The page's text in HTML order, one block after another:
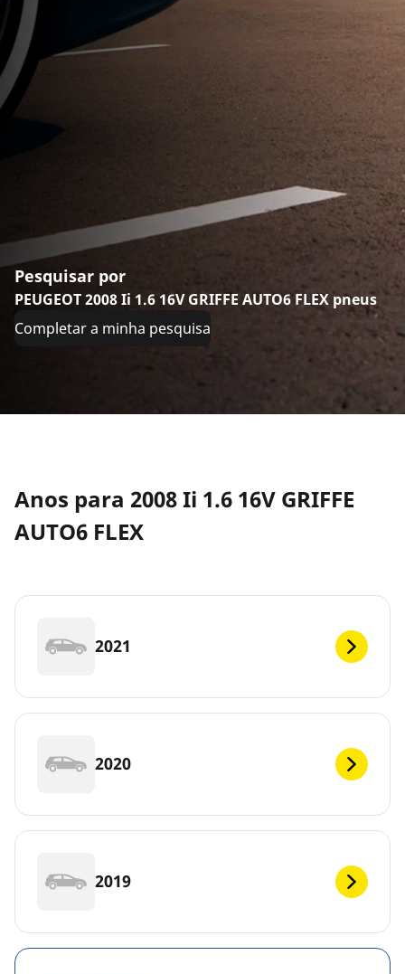
Pesquisar por
PEUGEOT 2008 Ii 1.6 16V GRIFFE AUTO6 FLEX pneus
Completar a minha pesquisa
Anos para 2008 Ii 1.6 16V GRIFFE
AUTO6 FLEX
2021
2020
2019